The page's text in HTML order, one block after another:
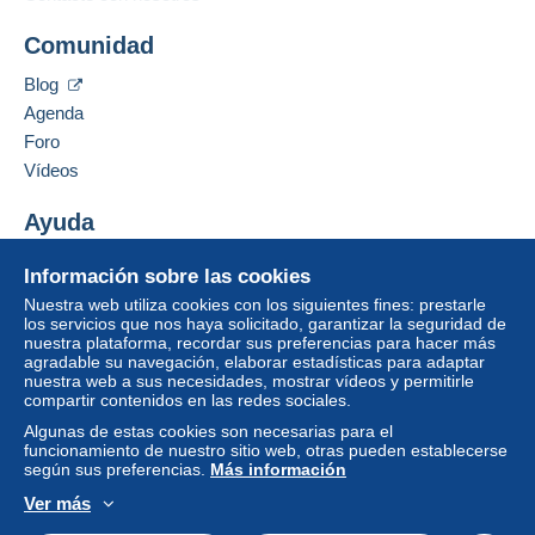
Un pago que no pase por
integrado a la página
vendedor al comprador. Una compra no pagada
cláusulas relativas al pago, estas se considerarán
nulas. Las condiciones de pago de la página web
Delcampe, tal y como se definen en las
Las compras deben pagarse en un plazo de14
díasa partir de la recepción de la declaración final
del vendedor.
Derecho de retracto|Gastos de devolución a
cargo del comprador.
Para saber el plazo de devolución y de reembolso
del artículo,
Contactar con el vendedor
Información sobre las cookies
Nuestra web utiliza cookies con los siguientes fines: prestarle
los servicios que nos haya solicitado, garantizar la seguridad de
nuestra plataforma, recordar sus preferencias para hacer más
agradable su navegación, elaborar estadísticas para adaptar
nuestra web a sus necesidades, mostrar vídeos y permitirle
compartir contenidos en las redes sociales.
Algunas de estas cookies son necesarias para el
funcionamiento de nuestro sitio web, otras pueden establecerse
según sus preferencias. Más información
Ver más
Comunidad
Blog
Agenda
Foro
Vídeos
Ayuda
Comprar en Delcampe
Vender en Delcampe
Una página securizada